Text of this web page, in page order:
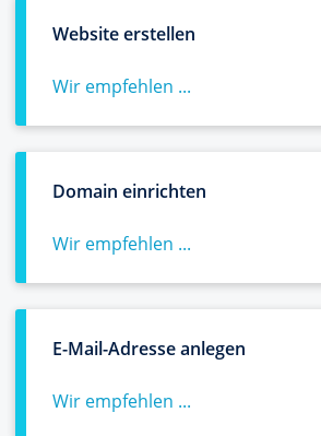
Website erstellen
Wir empfehlen ...
Domain einrichten
Wir empfehlen ...
E-Mail-Adresse anlegen
Wir empfehlen ...